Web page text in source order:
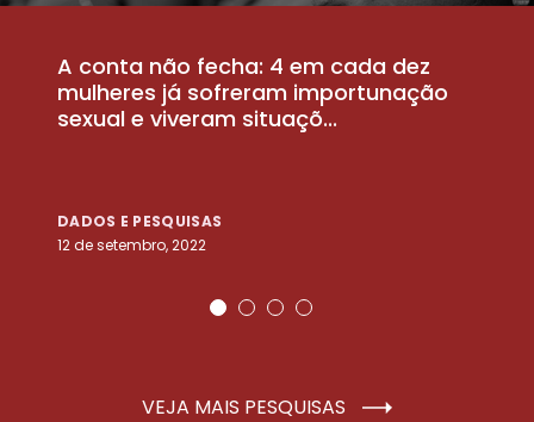
A conta não fecha: 4 em cada dez
mulheres já sofreram importunação
sexual e viveram situaçõ...
DADOS E PESQUISAS
12 de setembro, 2022
VEJA MAIS PESQUISAS